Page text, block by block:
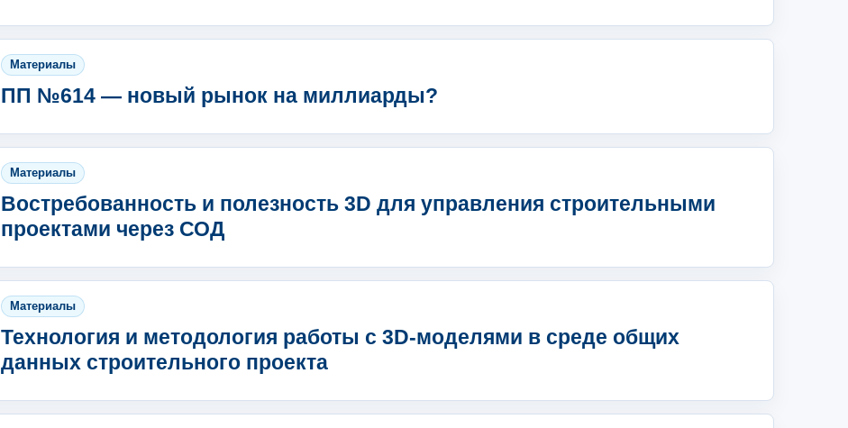
Материалы
ПП №614 — новый рынок на миллиарды?
Материалы
Востребованность и полезность 3D для управления строительными
проектами через СОД
Материалы
Технология и методология работы с 3D-моделями в среде общих
данных строительного проекта